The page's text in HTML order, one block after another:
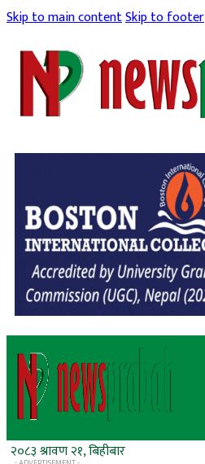
Skip to main contentSkip to footer
२०८३ श्रावण २१, बिहीबार